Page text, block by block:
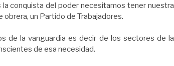
conquista del poder necesitamos tener nuestra
un Partido de Trabajadores.
de la vanguardia es decir de los sectores de la
de esa necesidad.